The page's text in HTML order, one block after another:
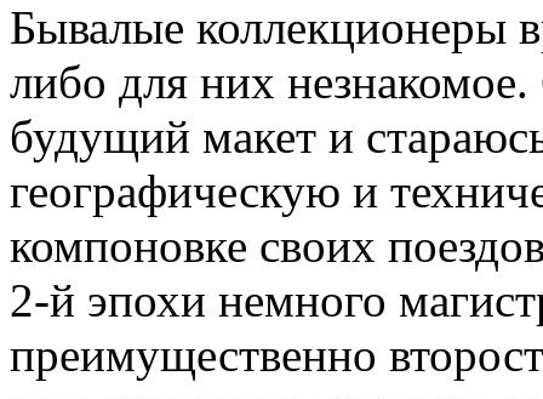
Бывалые коллекционеры
либо для них
будущий макет и
географическую и
компоновке своих
2-й эпохи немного
преимущественно